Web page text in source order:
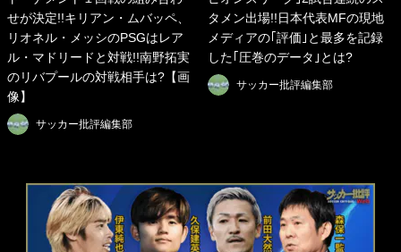
せが決定!!キリアン・ムバッペ、
リオネル・メッシのPSGはレア
ル・マドリードと対戦!!南野拓実
のリバプールの対戦相手は?【画
像】
サッカー批評編集部
タメン出場!!日本代表MFの現地
メディアの｢評価｣と最多を記録
した｢圧巻のデータ｣とは?
サッカー批評編集部